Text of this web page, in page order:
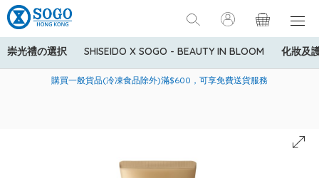
崇光禮の選択 SHISEIDO X SOGO - BEAUTY IN BLOOM 化妝及
美國運通Explorer®信用卡會員購物禮遇：高達5%簽賬回贈！
購買一般貨品(冷凍食品除外)滿$600，可享免費送貨服務
寄送中國內地服務只適用於指定商品，若訂單金額少於HK$600(折